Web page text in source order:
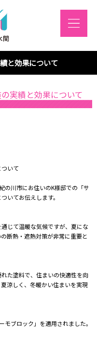
と効果について
実績と効果について
いて
の川市にお住いのK様邸での「サ
いてお伝えします。
じて温暖な気候ですが、夏にな
断熱・遮熱対策が非常に重要と
た塗料で、住まいの快適性を向
涼しく、冬暖かい住まいを実現
ブロック」を適用されました。